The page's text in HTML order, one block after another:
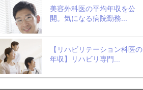
美容外科医の平均年収を公
開。気になる病院勤務...
【リハビリテーション科医の
年収】リハビリ専門...